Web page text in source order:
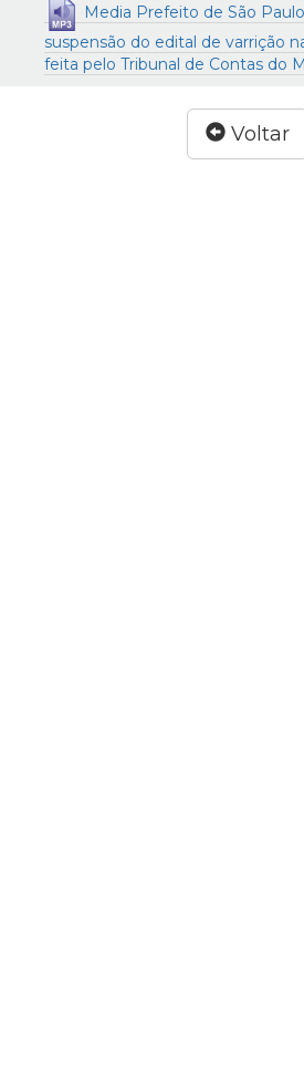
Media Prefeito de São
suspensão do edital de varrição
feita pelo Tribunal de Contas do
Voltar